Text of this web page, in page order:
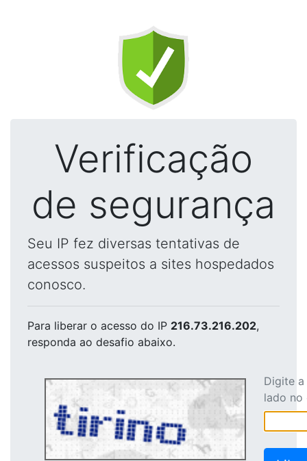
Verificação
de segurança
Seu IP fez diversas tentativas de
acessos suspeitos a sites hospedados
conosco.
Para liberar o acesso do IP 216.73.216.202,
responda ao desafio abaixo.
Digite
lado no